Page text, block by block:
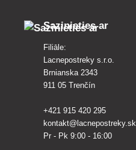
Sazinieties ar
Filiāle:
Lacnepostreky s.r.o.
Brnianska 2343
911 05 Trenčín
+421 915 420 295
kontakt@lacnepostreky.sk
Pr - Pk 9:00 - 16:00